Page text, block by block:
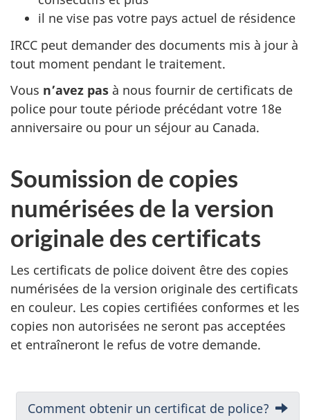
il ne vise pas votre pays actuel de résidence
IRCC peut demander des documents mis à jour à
tout moment pendant le traitement.
Vous n’avez pas à nous fournir de certificats de
police pour toute période précédant votre 18e
anniversaire ou pour un séjour au Canada.
Soumission de copies
numérisées de la version
originale des certificats
Les certificats de police doivent être des copies
numérisées de la version originale des certificats
en couleur. Les copies certifiées conformes et les
copies non autorisées ne seront pas acceptées
et entraîneront le refus de votre demande.
Suivant:
Comment obtenir un certificat de police?